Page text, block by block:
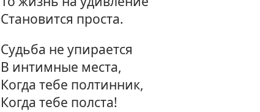
Становится проста.
Судьба не упирается
В интимные места,
Когда тебе полтинник,
Когда тебе полста!